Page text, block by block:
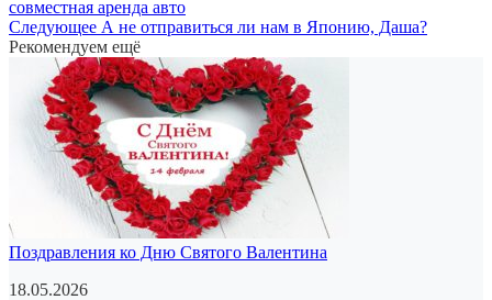
совместная аренда авто
Следующее А не отправиться ли нам в Японию, Даша?
Рекомендуем ещё
Поздравления ко Дню Святого Валентина
18.05.2026